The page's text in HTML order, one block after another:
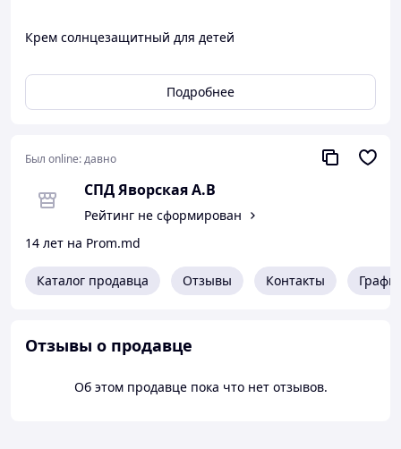
Крем солнцезащитный для детей
Подробнее
Был online:давно
СПД Яворская А.В
Рейтинг не сформирован
14 лет на Prom.md
Каталог продавца Отзывы Контакты
Отзывы о продавце
Об этом продавце пока что нет отзывов.